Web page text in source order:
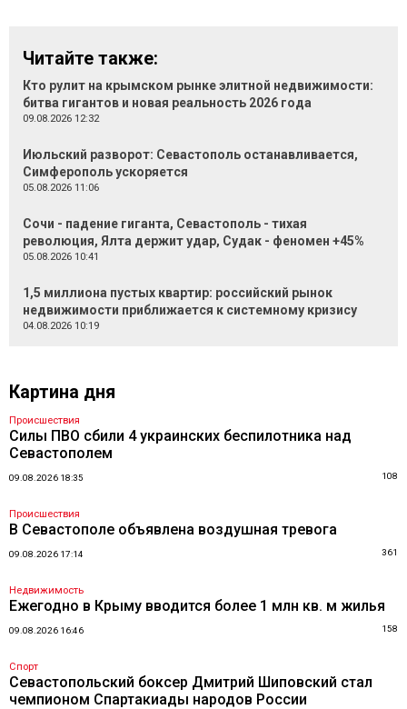
Читайте также:
Кто рулит на крымском рынке элитной недвижимости:
битва гигантов и новая реальность 2026 года
09.08.2026 12:32
Июльский разворот: Севастополь останавливается,
Симферополь ускоряется
05.08.2026 11:06
Сочи - падение гиганта, Севастополь - тихая
революция, Ялта держит удар, Судак - феномен +45%
05.08.2026 10:41
1,5 миллиона пустых квартир: российский рынок
недвижимости приближается к системному кризису
04.08.2026 10:19
Картина дня
Происшествия
Силы ПВО сбили 4 украинских беспилотника над
Севастополем
09.08.2026 18:35 108
Происшествия
В Севастополе объявлена воздушная тревога
09.08.2026 17:14 361
Недвижимость
Ежегодно в Крыму вводится более 1 млн кв. м жилья
09.08.2026 16:46 158
Спорт
Севастопольский боксер Дмитрий Шиповский стал
чемпионом Спартакиады народов России